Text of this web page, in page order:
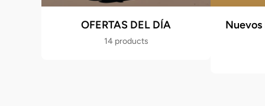
OFERTAS DEL DÍA
14 products
Nuevos